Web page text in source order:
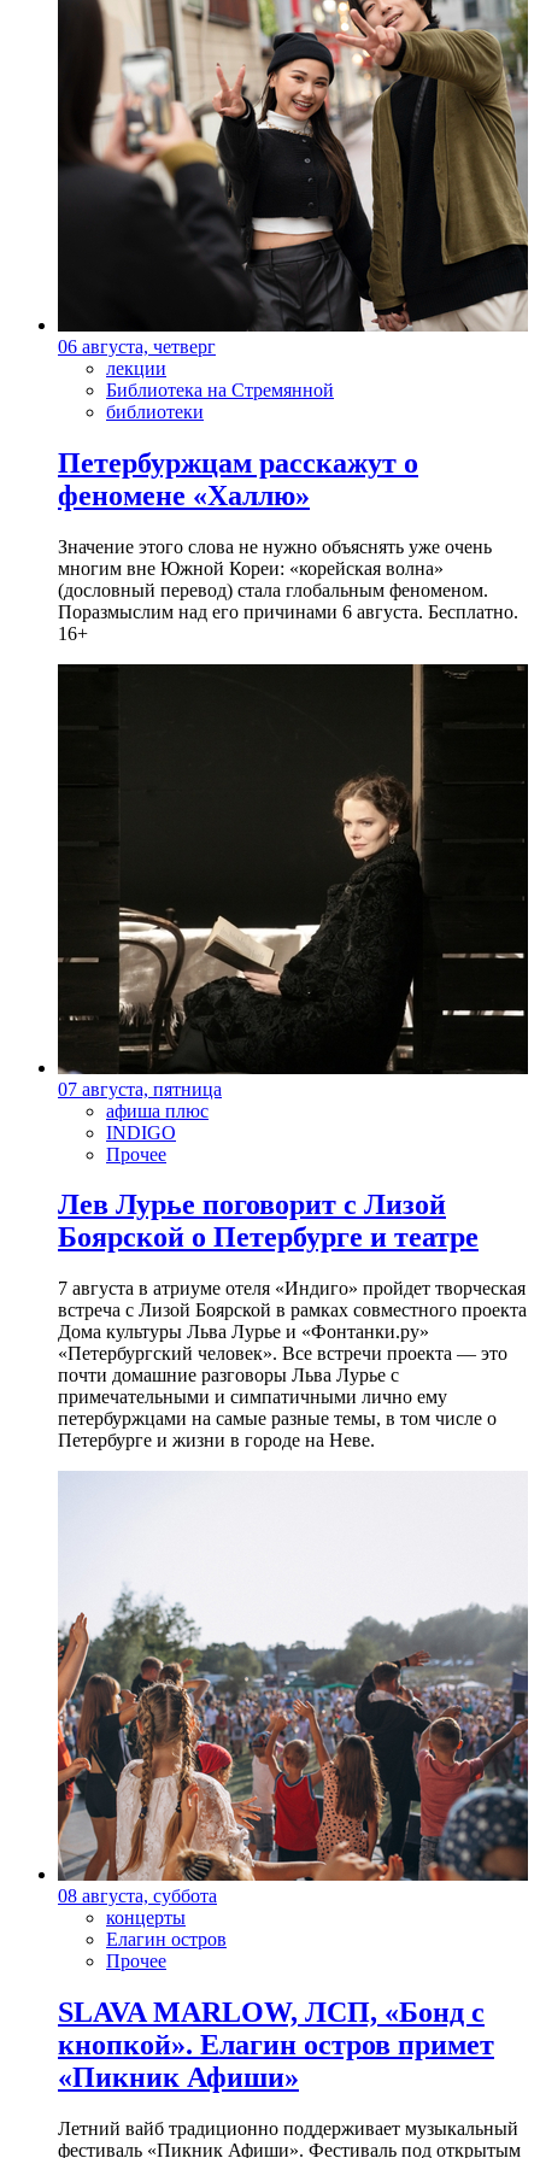
06 августа, четверг
лекции
Библиотека на Стремянной
библиотеки
Петербуржцам расскажут о
феномене «Халлю»
Значение этого слова не нужно объяснять уже очень
многим вне Южной Кореи: «корейская волна»
(дословный перевод) стала глобальным феноменом.
Поразмыслим над его причинами 6 августа. Бесплатно.
16+
07 августа, пятница
афиша плюс
INDIGO
Прочее
Лев Лурье поговорит с Лизой
Боярской о Петербурге и театре
7 августа в атриуме отеля «Индиго» пройдет творческая
встреча с Лизой Боярской в рамках совместного проекта
Дома культуры Льва Лурье и «Фонтанки.ру»
«Петербургский человек». Все встречи проекта — это
почти домашние разговоры Льва Лурье с
примечательными и симпатичными лично ему
петербуржцами на самые разные темы, в том числе о
Петербурге и жизни в городе на Неве.
08 августа, суббота
концерты
Елагин остров
Прочее
SLAVA MARLOW, ЛСП, «Бонд с
кнопкой». Елагин остров примет
«Пикник Афиши»
Летний вайб традиционно поддерживает музыкальный
фестиваль «Пикник Афиши». Фестиваль под открытым